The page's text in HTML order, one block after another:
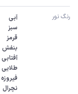
رنگ نور
نچرال